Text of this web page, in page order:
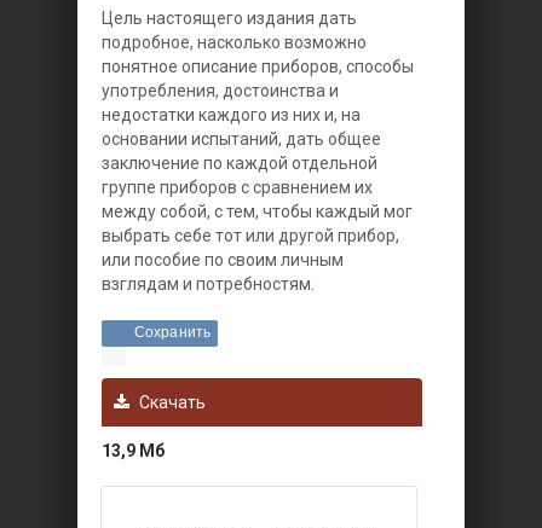
Цель настоящего издания дать
подробное, насколько возможно
понятное описание приборов, способы
употребления, достоинства и
недостатки каждого из них и, на
основании испытаний, дать общее
заключение по каждой отдельной
группе приборов с сравнением их
между собой, с тем, чтобы каждый мог
выбрать себе тот или другой прибор,
или пособие по своим личным
взглядам и потребностям.
Сохранить
Скачать
13,9 Мб